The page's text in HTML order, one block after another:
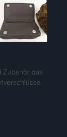
Zubehör aus